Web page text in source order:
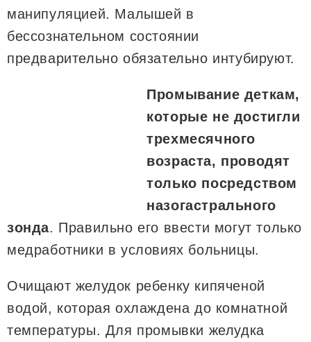
манипуляцией. Малышей в
бессознательном состоянии
предварительно обязательно интубируют.
Промывание деткам,
которые не достигли
трехмесячного
возраста, проводят
только посредством
назогастрального
зонда. Правильно его ввести могут только
медработники в условиях больницы.
Очищают желудок ребенку кипяченой
водой, которая охлаждена до комнатной
температуры. Для промывки желудка